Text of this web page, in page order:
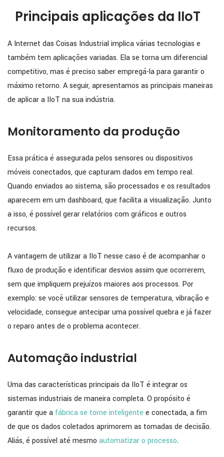
Principais aplicações da IIoT
A Internet das Coisas Industrial implica várias tecnologias e
também tem aplicações variadas. Ela se torna um diferencial
competitivo, mas é preciso saber empregá-la para garantir o
máximo retorno. A seguir, apresentamos as principais maneiras
de aplicar a IIoT na sua indústria.
Monitoramento da produção
Essa prática é assegurada pelos sensores ou dispositivos
móveis conectados, que capturam dados em tempo real.
Quando enviados ao sistema, são processados e os resultados
aparecem em um dashboard, que facilita a visualização. Junto
a isso, é possível gerar relatórios com gráficos e outros
recursos.
A vantagem de utilizar a IIoT nesse caso é de acompanhar o
fluxo de produção e identificar desvios assim que ocorrerem,
sem que impliquem prejuízos maiores aos processos. Por
exemplo: se você utilizar sensores de temperatura, vibração e
velocidade, consegue antecipar uma possível quebra e já fazer
o reparo antes de o problema acontecer.
Automação industrial
Uma das características principais da IIoT é integrar os
sistemas industriais de maneira completa. O propósito é
garantir que a fábrica se torne inteligente e conectada, a fim
de que os dados coletados aprimorem as tomadas de decisão.
Aliás, é possível até mesmo automatizar o processo.